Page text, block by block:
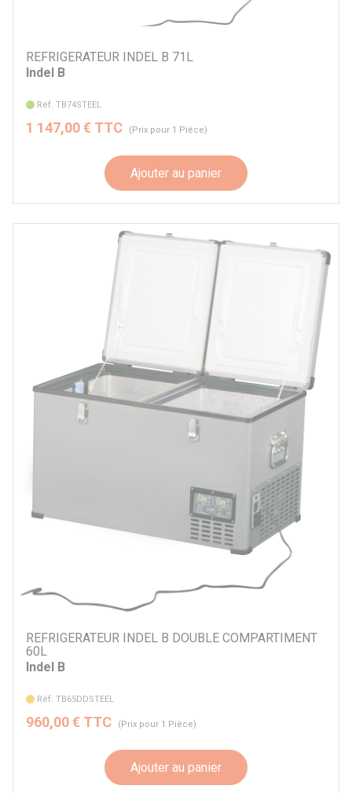
REFRIGERATEUR INDEL B 71L
Indel B
Réf. TB74STEEL
1 147,00 € TTC (Prix pour 1 Pièce)
Ajouter au panier
REFRIGERATEUR INDEL B DOUBLE COMPARTIMENT
60L
Indel B
Réf. TB65DDSTEEL
960,00 € TTC (Prix pour 1 Pièce)
Ajouter au panier